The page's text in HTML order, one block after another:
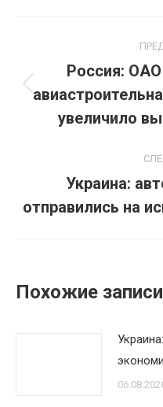
по
записям
Россия:
увеличило
Украина:
отправились на
Похожие записи